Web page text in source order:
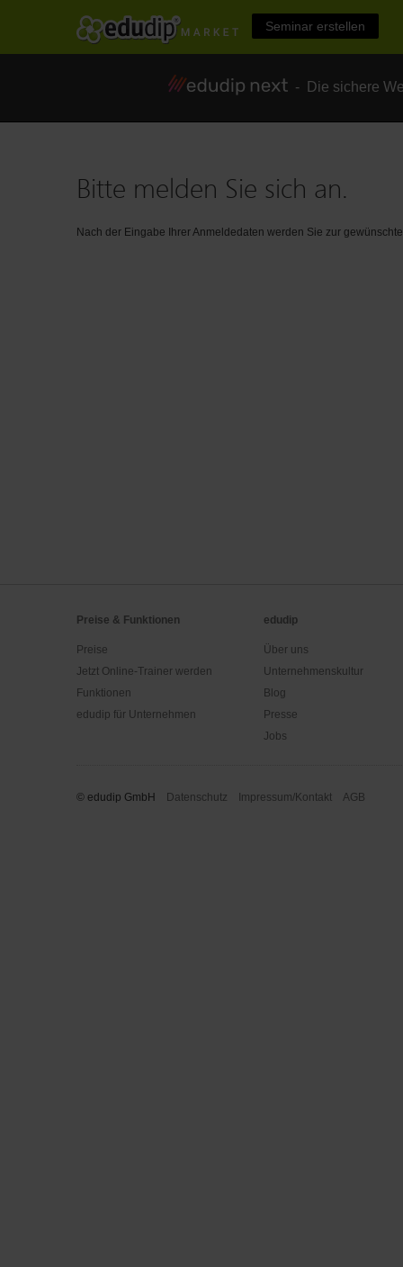
Seminar erstellen
- Die sichere
Bitte melden Sie sich an.
Nach der Eingabe Ihrer Anmeldedaten werden Sie zur
Preise & Funktionen
Preise
Jetzt Online-Trainer werden
Funktionen
edudip für Unternehmen
edudip
Über uns
Unternehmenskultur
Blog
Presse
Jobs
© edudip GmbH Datenschutz Impressum/Kontakt AGB